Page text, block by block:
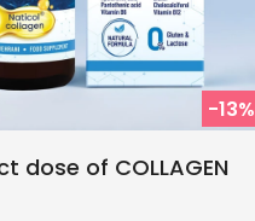
-13%
dose of COLLAGEN